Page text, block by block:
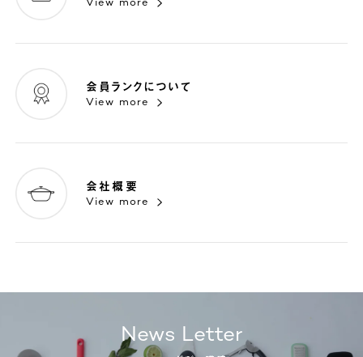
View more
会員ランクについて
View more
会社概要
View more
News Letter